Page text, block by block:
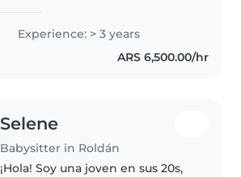
edad preescolar y de guardería.
Me encanta leer cuentos, hacer..
Experience: > 3 years
ARS 6,500.00/hr
Selene
Babysitter in Roldán
¡Hola! Soy una joven en sus 20s,